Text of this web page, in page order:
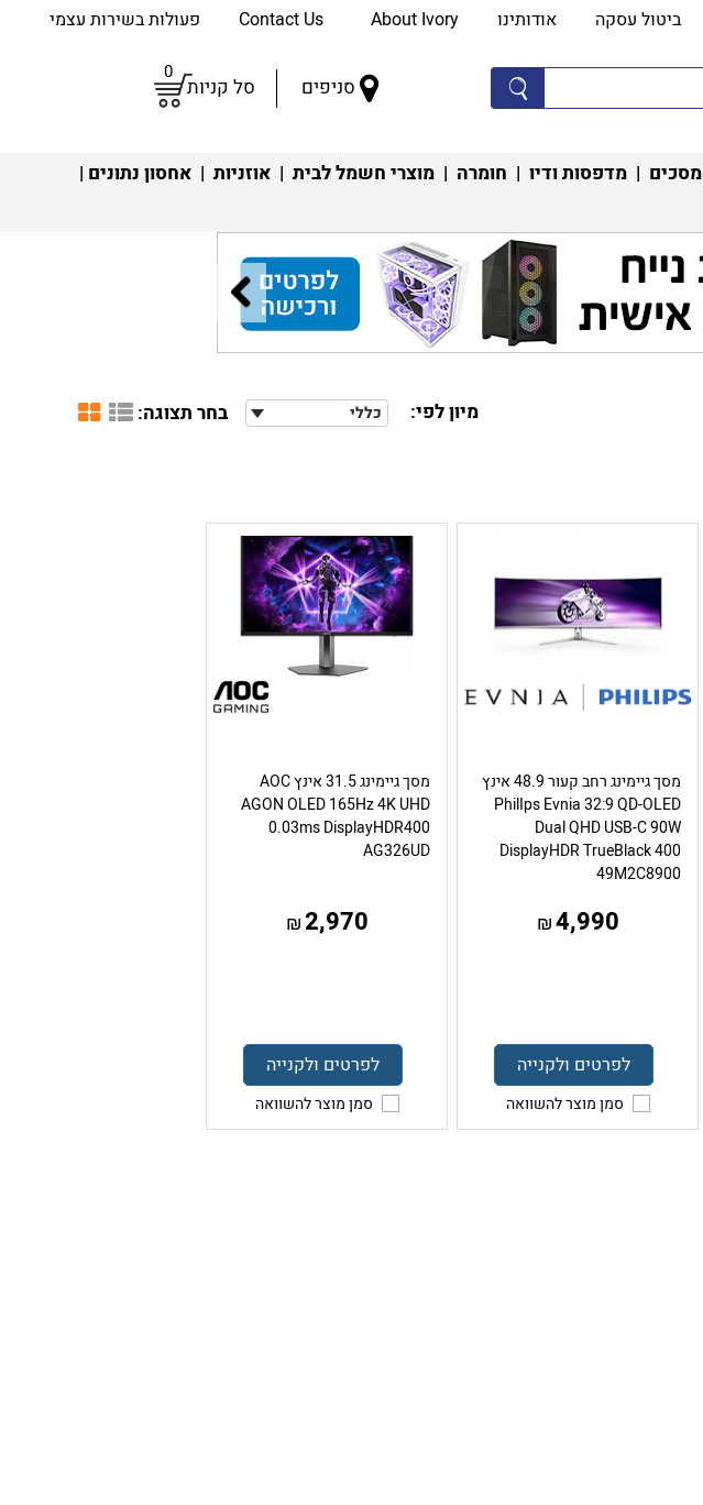
ביטול עסקה אודותינו About Ivory פעולות בשירות עצמי
סניפים סל קניות
0
מסכים | מדפסות ודיו | חומרה | מוצרי חשמל לבית | אוזניות | אחסון נתונים |
מיון לפי: כללי בחר תצוגה:
מסך גיימינג רחב קעור 48.9 אינץ
PhilIps Evnia 32:9 QD-OLED
Dual QHD USB-C 90W
DisplayHDR TrueBlack 400
49M2C8900
4,990
₪
לפרטים ולקנייה
סמן מוצר להשוואה
מסך גיימינג 31.5 אינץ AOC
AGON OLED 165Hz 4K UHD
0.03ms DisplayHDR400
AG326UD
2,970
₪
לפרטים ולקנייה
סמן מוצר להשוואה